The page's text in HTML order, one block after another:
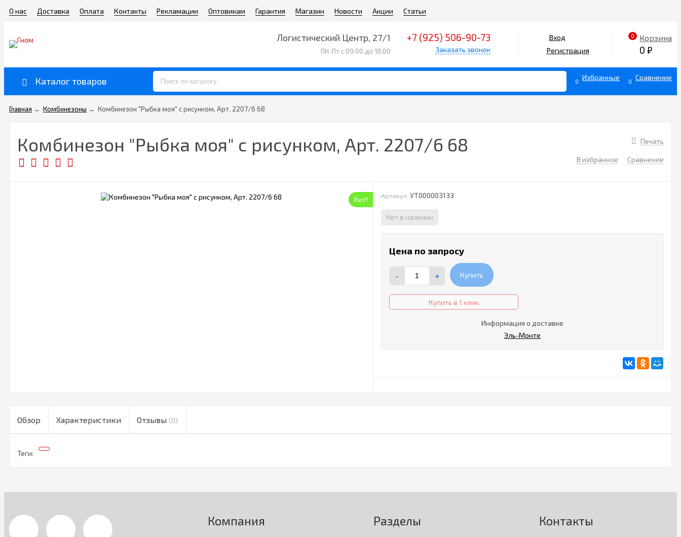
О нас Доставка Оплата Контакты Рекламации Оптовикам Гарантия Магазин Новости Акции Статьи
Логистический Центр, 27/1
ПН-Пт с 09:00 до 18:00
+7 (925) 506-90-73
Заказать звонок
Вход
Регистрация
0 Корзина
0 ₽
Каталог товаров 0 Избранные 0 Сравнение
Главная → Комбинезоны → Комбинезон "Рыбка моя" с рисунком, Арт. 2207/6 68
Печать
Комбинезон "Рыбка моя" с рисунком, Арт. 2207/6 68
В избранное Сравнение
Хит! Артикул: УТ000003133
Нет в наличии
Цена по запросу
- + Купить
Купить в 1 клик
Информация о доставке
Эль-Монте
Обзор Характеристики Отзывы (0)
Теги:
Компания Разделы Контакты